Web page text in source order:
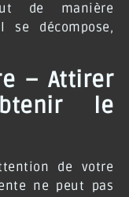
de manière
se décompose,
– Attirer
le
de votre
ne peut pas